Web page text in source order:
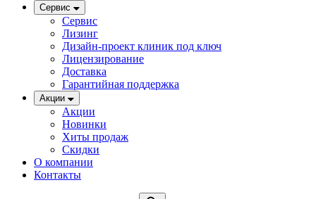
Сервис
Сервис
Лизинг
Дизайн-проект клиник под ключ
Лицензирование
Доставка
Гарантийная поддержка
Акции
Акции
Новинки
Хиты продаж
Скидки
О компании
Контакты